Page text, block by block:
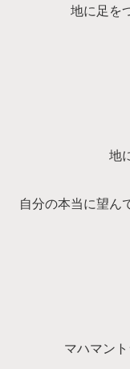
地に足を
地
自分の本当に望ん
マハマン